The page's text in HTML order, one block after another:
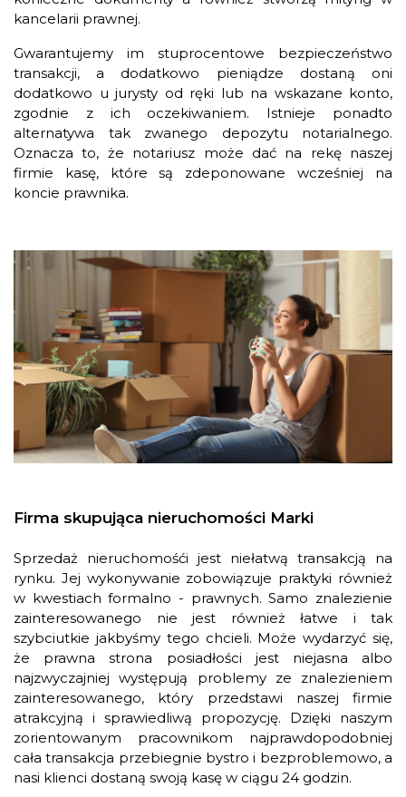
kancelarii prawnej.
Gwarantujemy im stuprocentowe bezpieczeństwo
transakcji, a dodatkowo pieniądze dostaną oni
dodatkowo u jurysty od ręki lub na wskazane konto,
zgodnie z ich oczekiwaniem. Istnieje ponadto
alternatywa tak zwanego depozytu notarialnego.
Oznacza to, że notariusz może dać na rekę naszej
firmie kasę, które są zdeponowane wcześniej na
koncie prawnika.
Firma skupująca nieruchomości Marki
Sprzedaż nieruchomośći jest niełatwą transakcją na
rynku. Jej wykonywanie zobowiązuje praktyki również
w kwestiach formalno - prawnych. Samo znalezienie
zainteresowanego nie jest również łatwe i tak
szybciutkie jakbyśmy tego chcieli. Może wydarzyć się,
że prawna strona posiadłości jest niejasna albo
najzwyczajniej występują problemy ze znalezieniem
zainteresowanego, który przedstawi naszej firmie
atrakcyjną i sprawiedliwą propozycję. Dzięki naszym
zorientowanym pracownikom najprawdopodobniej
cała transakcja przebiegnie bystro i bezproblemowo, a
nasi klienci dostaną swoją kasę w ciągu 24 godzin.